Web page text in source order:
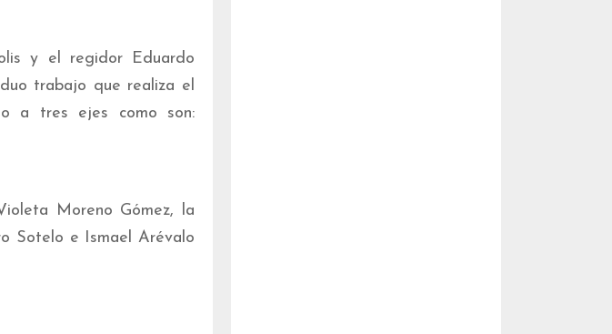
y el regidor Eduardo
trabajo que realiza el
a tres ejes como son:
Moreno Gómez, la
Sotelo e Ismael Arévalo